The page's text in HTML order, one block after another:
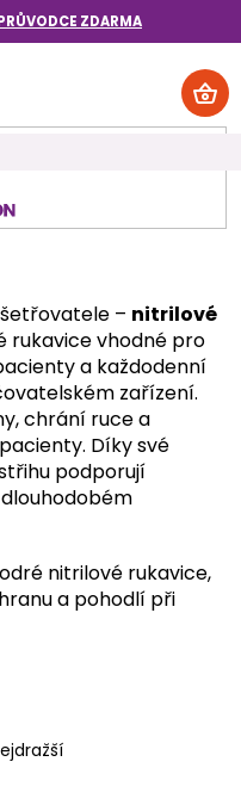
ZDARMA
– nitrilové
rukavice vhodné pro
a každodenní
zařízení.
chrání ruce a
Díky své
podporují
nitrilové rukavice,
a pohodlí při